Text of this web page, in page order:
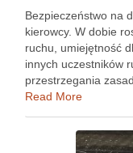
Bezpieczeństwo na
kierowcy. W dobie
ruchu, umiejętność
innych uczestników
przestrzegania
ubezpieczenie, aż
Read More